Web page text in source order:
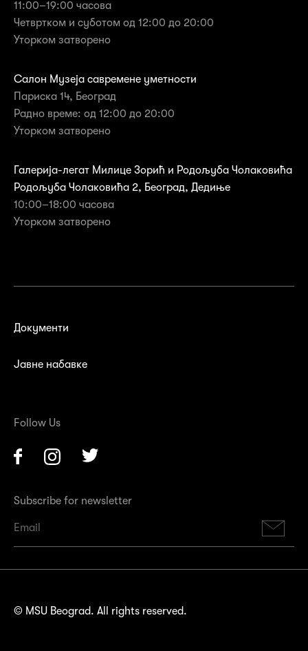
11:00–19:00 часова
Четвртком и суботом од 12:00 до 20:00
Уторком затворенo
Салон Музеја савремене уметности
Париска 14, Београд
Радно време: од 12:00 до 20:00
Уторком затворено
Галерија-легат Милице Зорић и Родољуба Чолаковића
Родољуба Чолаковића 2, Београд, Дедиње
10:00–18:00 часова
Уторком затворенo
Документи
Јавне набавке
Follow Us
Facebook Instagram
Subscribe for newsletter
© MSU Beograd. All rights reserved.